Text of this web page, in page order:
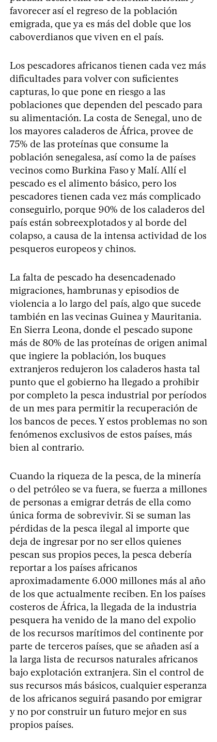
favorecer así el regreso de la población
emigrada, que ya es más del doble que los
caboverdianos que viven en el país.
Los pescadores africanos tienen cada vez más
dificultades para volver con suficientes
capturas, lo que pone en riesgo a las
poblaciones que dependen del pescado para
su alimentación. La costa de Senegal, uno de
los mayores caladeros de África, provee de
75% de las proteínas que consume la
población senegalesa, así como la de países
vecinos como Burkina Faso y Malí. Allí el
pescado es el alimento básico, pero los
pescadores tienen cada vez más complicado
conseguirlo, porque 90% de los caladeros del
país están sobreexplotados y al borde del
colapso, a causa de la intensa actividad de los
pesqueros europeos y chinos.
La falta de pescado ha desencadenado
migraciones, hambrunas y episodios de
violencia a lo largo del país, algo que sucede
también en las vecinas Guinea y Mauritania.
En Sierra Leona, donde el pescado supone
más de 80% de las proteínas de origen animal
que ingiere la población, los buques
extranjeros redujeron los caladeros hasta tal
punto que el gobierno ha llegado a prohibir
por completo la pesca industrial por períodos
de un mes para permitir la recuperación de
los bancos de peces. Y estos problemas no son
fenómenos exclusivos de estos países, más
bien al contrario.
Cuando la riqueza de la pesca, de la minería
o del petróleo se va fuera, se fuerza a millones
de personas a emigrar detrás de ella como
única forma de sobrevivir. Si se suman las
pérdidas de la pesca ilegal al importe que
deja de ingresar por no ser ellos quienes
pescan sus propios peces, la pesca debería
reportar a los países africanos
aproximadamente 6.000 millones más al año
de los que actualmente reciben. En los países
costeros de África, la llegada de la industria
pesquera ha venido de la mano del expolio
de los recursos marítimos del continente por
parte de terceros países, que se añaden así a
la larga lista de recursos naturales africanos
bajo explotación extranjera. Sin el control de
sus recursos más básicos, cualquier esperanza
de los africanos seguirá pasando por emigrar
y no por construir un futuro mejor en sus
propios países.